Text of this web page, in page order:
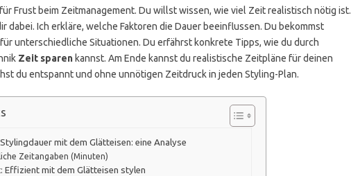
Frust beim Zeitmanagement. Du willst wissen, wie viel Zeit realistisch nötig ist.
dabei. Ich erkläre, welche Faktoren die Dauer beeinflussen. Du bekommst
unterschiedliche Situationen. Du erfährst konkrete Tipps, wie du durch
Zeit sparenkannst. Am Ende kannst du realistische Zeitpläne für deinen
du entspannt und ohne unnötigen Zeitdruck in jeden Styling-Plan.
mit dem Glätteisen: eine Analyse
Zeitangaben (Minuten)
Effizient mit dem Glätteisen stylen